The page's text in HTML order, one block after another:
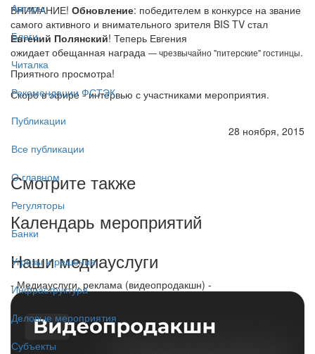
Авторы
Блоги
Читалка
Рекомендации ФСТЭК
Публикации
Все публикации
О главном
Регуляторы
Банки
Угрозы и решения
Инфраструктура
Деловые мероприятия
Субъекты
ВНИМАНИЕ! Обновление: победителем в конкурсе на звание
самого активного и внимательного зрителя BIS TV стал
Евгений Полянский! Теперь Евгения
ожидает обещанная награда — чрезвычайно "питерские" гостинцы.
Приятного просмотра!
Скоро в эфире - интервью с участниками мероприятия.
28 ноября, 2015
Смотрите также
Календарь мероприятий
Наши медиауслуги
- Медиауслуги, реклама (видеопродакшн) -